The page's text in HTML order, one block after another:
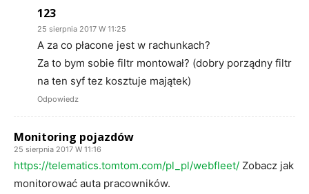
123
25 sierpnia 2017 W 11:25
A za co płacone jest w rachunkach?
Za to bym sobie filtr montował? (dobry porządny filtr
na ten syf tez kosztuje majątek)
Odpowiedz
Monitoring pojazdów
25 sierpnia 2017 W 11:16
https://telematics.tomtom.com/pl_pl/webfleet/ Zobacz jak
monitorować auta pracowników.